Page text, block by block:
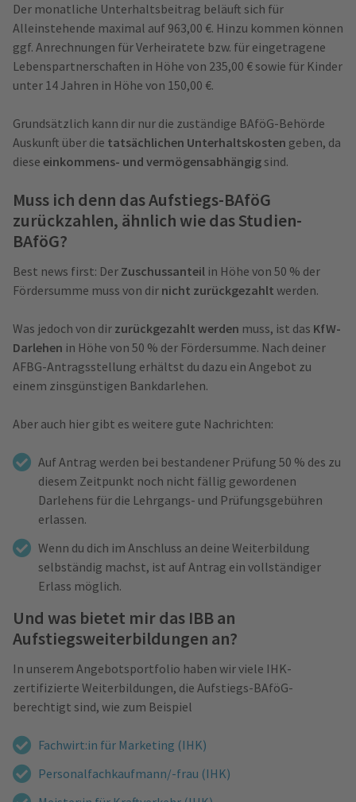
Der monatliche Unterhaltsbeitrag beläuft sich für
Alleinstehende maximal auf 963,00 €. Hinzu kommen können
ggf. Anrechnungen für Verheiratete bzw. für eingetragene
Lebenspartnerschaften in Höhe von 235,00 € sowie für Kinder
unter 14 Jahren in Höhe von 150,00 €.
Grundsätzlich kann dir nur die zuständige BAföG-Behörde
Auskunft über die tatsächlichen Unterhaltskosten geben, da
diese einkommens- und vermögensabhängigsind.
Muss ich denn das Aufstiegs-BAföG
zurückzahlen, ähnlich wie das Studien-
BAföG?
Best news first: Der Zuschussanteil in Höhe von 50 % der
Fördersumme muss von dir nicht zurückgezahlt werden.
Was jedoch von dir zurückgezahlt werden muss, ist das KfW-
Darlehen in Höhe von 50 % der Fördersumme. Nach deiner
AFBG-Antragsstellung erhältst du dazu ein Angebot zu
einem zinsgünstigen Bankdarlehen.
Aber auch hier gibt es weitere gute Nachrichten:
Auf Antrag werden bei bestandener Prüfung 50 % des zu
diesem Zeitpunkt noch nicht fällig gewordenen
Darlehens für die Lehrgangs- und Prüfungsgebühren
erlassen.
Wenn du dich im Anschluss an deine Weiterbildung
selbständig machst, ist auf Antrag ein vollständiger
Erlass möglich.
Und was bietet mir das IBB an
Aufstiegsweiterbildungen an?
In unserem Angebotsportfolio haben wir viele IHK-
zertifizierte Weiterbildungen, die Aufstiegs-BAföG-
berechtigt sind, wie zum Beispiel
Fachwirt:in für Marketing (IHK)
Personalfachkaufmann/-frau (IHK)